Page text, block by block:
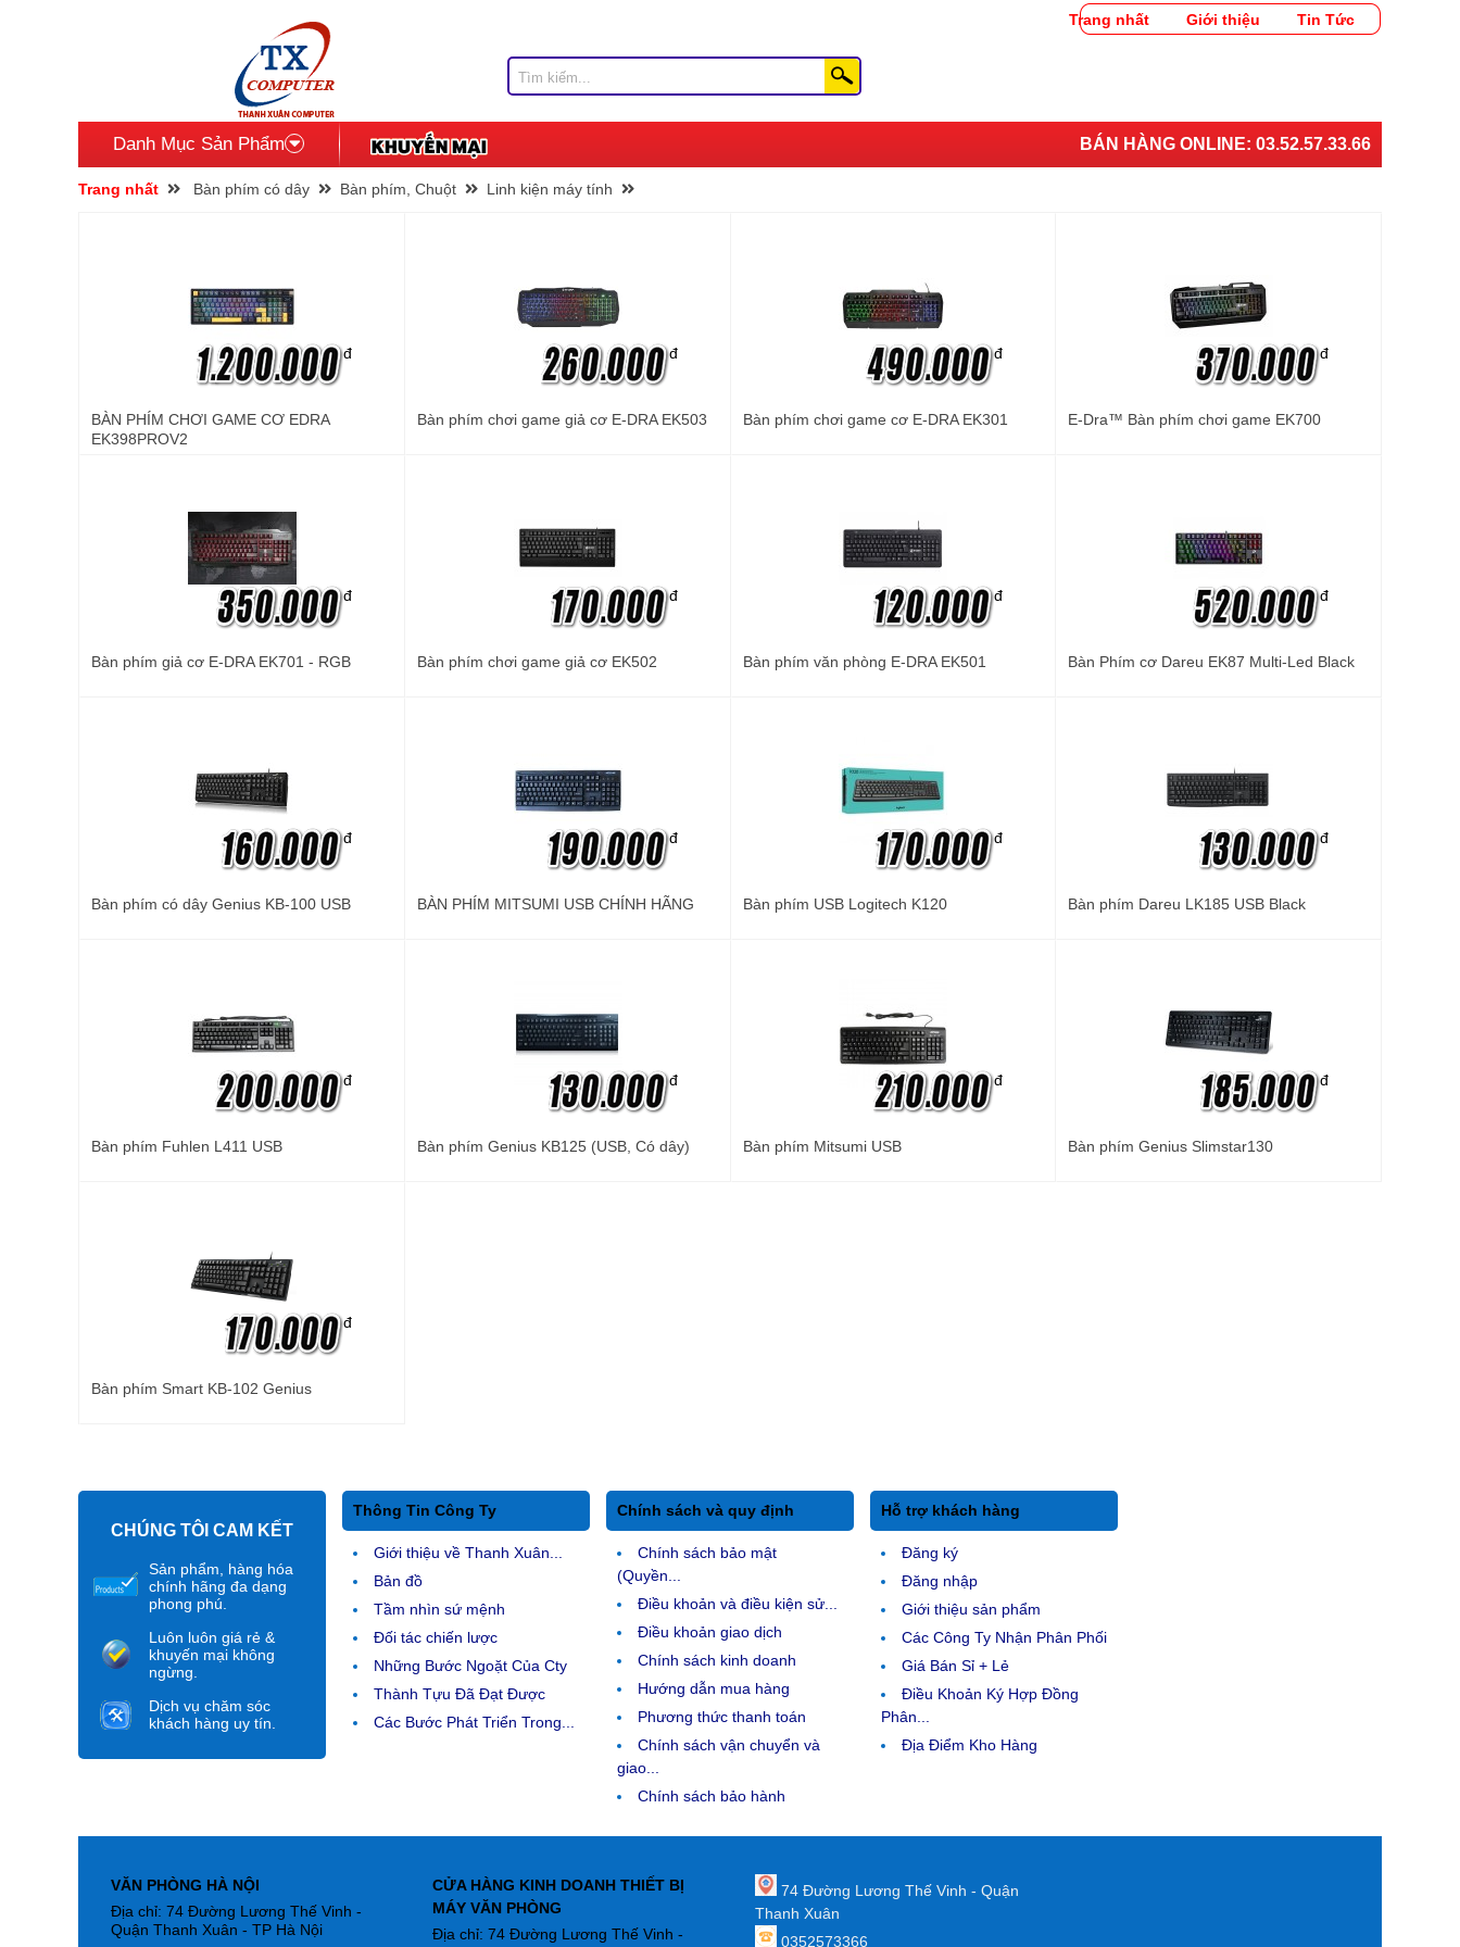
Trang nhất Giới thiệu Tin Tức
Danh Mục Sản Phẩm BÁN HÀNG ONLINE: 03.52.57.33.66
Trang nhất Bàn phím có dây Bàn phím, Chuột Linh kiện máy tính
đ
BÀN PHÍM CHƠI GAME CƠ EDRA
EK398PROV2
đ
Bàn phím chơi game giả cơ E-DRA EK503
đ
Bàn phím chơi game cơ E-DRA EK301
đ
E-Dra™ Bàn phím chơi game EK700
đ
Bàn phím giả cơ E-DRA EK701 - RGB
đ
Bàn phím chơi game giả cơ EK502
đ
Bàn phím văn phòng E-DRA EK501
đ
Bàn Phím cơ Dareu EK87 Multi-Led Black
đ
Bàn phím có dây Genius KB-100 USB
đ
BÀN PHÍM MITSUMI USB CHÍNH HÃNG
đ
Bàn phím USB Logitech K120
đ
Bàn phím Dareu LK185 USB Black
đ
Bàn phím Fuhlen L411 USB
đ
Bàn phím Genius KB125 (USB, Có dây)
đ
Bàn phím Mitsumi USB
đ
Bàn phím Genius Slimstar130
đ
Bàn phím Smart KB-102 Genius
CHÚNG TÔI CAM KẾT
Sản phẩm, hàng hóa
chính hãng đa dạng
phong phú.
Luôn luôn giá rẻ &
khuyến mại không
ngừng.
Dịch vụ chăm sóc
khách hàng uy tín.
Thông Tin Công Ty
Giới thiệu về Thanh Xuân...
Bản đồ
Tầm nhìn sứ mệnh
Đối tác chiến lược
Những Bước Ngoặt Của Cty
Thành Tựu Đã Đạt Được
Các Bước Phát Triển Trong...
Chính sách và quy định
Chính sách bảo mật
(Quyền...
Điều khoản và điều kiện sử...
Điều khoản giao dịch
Chính sách kinh doanh
Hướng dẫn mua hàng
Phương thức thanh toán
Chính sách vận chuyển và
giao...
Chính sách bảo hành
Hỗ trợ khách hàng
Đăng ký
Đăng nhập
Giới thiệu sản phẩm
Các Công Ty Nhận Phân Phối
Giá Bán Sỉ + Lẻ
Điều Khoản Ký Hợp Đồng
Phân...
Địa Điểm Kho Hàng
VĂN PHÒNG HÀ NỘI
Địa chỉ: 74 Đường Lương Thế Vinh -
Quận Thanh Xuân - TP Hà Nội
CỬA HÀNG KINH DOANH THIẾT BỊ
MÁY VĂN PHÒNG
Địa chỉ: 74 Đường Lương Thế Vinh -
74 Đường Lương Thế Vinh - Quận
Thanh Xuân
0352573366